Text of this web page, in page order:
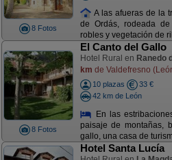
8 Fotos
A las afueras de la
de Ordás, rodeada
robles y vegetación de
8 Fotos
El Canto del Gallo
Hotel Rural en Ranedo
km de Valdefresno
10 plazas
33 €
42 km de León
En las
paisaje de montañas,
gallo, una casa de
Hotel Santa Lucía